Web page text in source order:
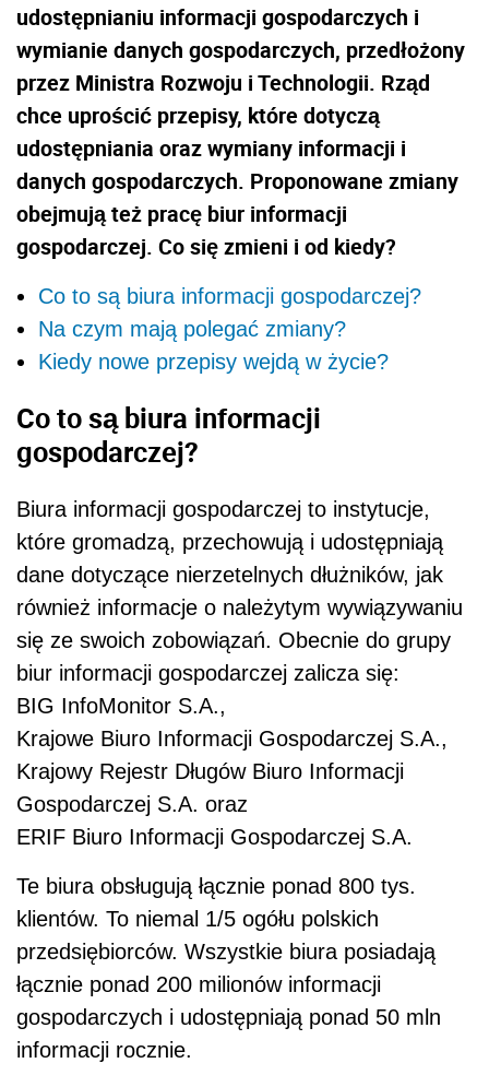
udostępnianiu informacji gospodarczych i
wymianie danych gospodarczych, przedłożony
przez Ministra Rozwoju i Technologii. Rząd
chce uprościć przepisy, które dotyczą
udostępniania oraz wymiany informacji i
danych gospodarczych. Proponowane zmiany
obejmują też pracę biur informacji
gospodarczej. Co się zmieni i od kiedy?
Co to są biura informacji gospodarczej?
Na czym mają polegać zmiany?
Kiedy nowe przepisy wejdą w życie?
Co to są biura informacji
gospodarczej?
Biura informacji gospodarczej to instytucje,
które gromadzą, przechowują i udostępniają
dane dotyczące nierzetelnych dłużników, jak
również informacje o należytym wywiązywaniu
się ze swoich zobowiązań. Obecnie do grupy
biur informacji gospodarczej zalicza się:
BIG InfoMonitor S.A.,
Krajowe Biuro Informacji Gospodarczej S.A.,
Krajowy Rejestr Długów Biuro Informacji
Gospodarczej S.A. oraz
ERIF Biuro Informacji Gospodarczej S.A.
Te biura obsługują łącznie ponad 800 tys.
klientów. To niemal 1/5 ogółu polskich
przedsiębiorców. Wszystkie biura posiadają
łącznie ponad 200 milionów informacji
gospodarczych i udostępniają ponad 50 mln
informacji rocznie.